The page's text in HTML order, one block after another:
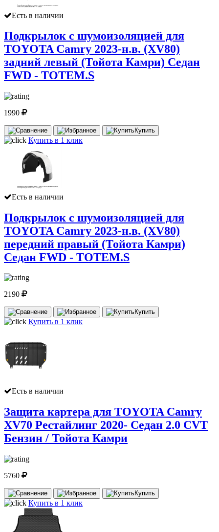
Есть в наличии
Подкрылок с шумоизоляцией для
TOYOTA Camry 2023-н.в. (XV80)
задний левый (Тойота Камри) Седан
FWD - TOTEM.S
1990
Купить
Купить в 1 клик
Есть в наличии
Подкрылок с шумоизоляцией для
TOYOTA Camry 2023-н.в. (XV80)
передний правый (Тойота Камри)
Седан FWD - TOTEM.S
2190
Купить
Купить в 1 клик
Есть в наличии
Защита картера для TOYOTA Camry
XV70 Рестайлинг 2020- Седан 2.0 CVT
Бензин / Тойота Камри
5760
Купить
Купить в 1 клик